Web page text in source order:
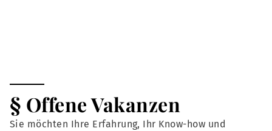
§ Offene Vakanzen
Sie möchten Ihre Erfahrung, Ihr Know-how und